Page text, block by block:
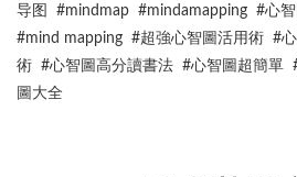
导图 #mindmap #mindamapping #心
#mind mapping #超強心智圖活用術 #
術 #心智圖高分讀書法 #心智圖超簡單
圖大全